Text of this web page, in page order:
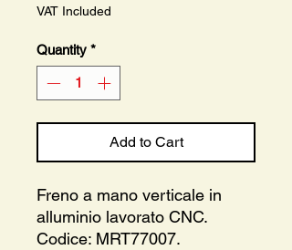
VAT Included
Quantity *
Add to Cart
Freno a mano verticale in
alluminio lavorato CNC.
Codice: MRT77007.